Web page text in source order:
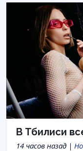
В Тбилиси
14 часов назад |